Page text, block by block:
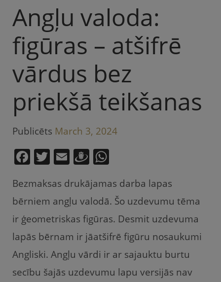
Angļu valoda:
figūras – atšifrē
vārdus bez
priekšā teikšanas
Publicēts March 3, 2024
F
c
e
b
o
o
k
T
itt
er
E
ai
l
D
u
gi
e
m
at
s
A
p
p
Bezmaksas drukājamas darba lapas
bērniem angļu valodā. Šo uzdevumu tēma
ir ģeometriskas figūras. Desmit uzdevuma
lapās bērnam ir jāatšifrē figūru nosaukumi
Angliski. Angļu vārdi ir ar sajauktu burtu
secību šajās uzdevumu lapu versijās nav